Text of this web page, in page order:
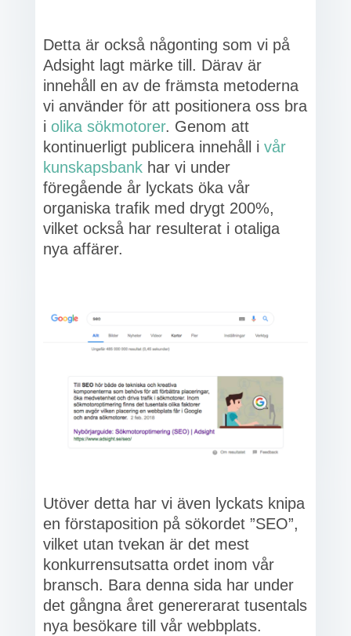
Detta är också någonting som vi på
Adsight lagt märke till. Därav är
innehåll en av de främsta metoderna
vi använder för att positionera oss bra
i olika sökmotorer. Genom att
kontinuerligt publicera innehåll i vår
kunskapsbankhar vi under
föregående år lyckats öka vår
organiska trafik med drygt 200%,
vilket också har resulterat i otaliga
nya affärer.
Utöver detta har vi även lyckats knipa
en förstaposition på sökordet ”SEO”,
vilket utan tvekan är det mest
konkurrensutsatta ordet inom vår
bransch. Bara denna sida har under
det gångna året genererarat tusentals
nya besökare till vår webbplats.